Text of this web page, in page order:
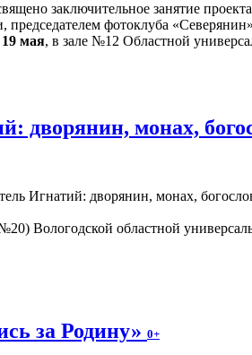
заключительное занятие
председателем фотоклуба
19 мая, в зале №12 Областной
дворянин, монах,
Игнатий: дворянин, монах,
Вологодской областной
за Родину» 0+